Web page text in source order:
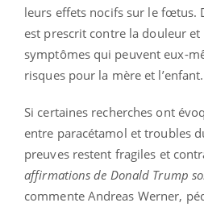
leurs effets nocifs sur le fœtus.
est prescrit contre la douleur
symptômes qui peuvent eux-
risques pour la mère et l’enfant.
Si certaines recherches ont
entre paracétamol et troubles
preuves restent fragiles et
affirmations de Donald Trump
commente Andreas Werner,